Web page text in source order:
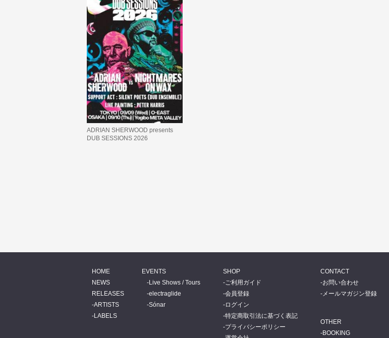
ADRIAN SHERWOOD presents
DUB SESSIONS 2026
HOME
NEWS
RELEASES
ARTISTS
LABELS
EVENTS
Live Shows / Tours
electraglide
Sónar
SHOP
ご利用ガイド
会員登録
ログイン
特定商取引法に基づく表記
プライバシーポリシー
CONTACT
お問い合わせ
メールマガジン登録
OTHER
BOOKING